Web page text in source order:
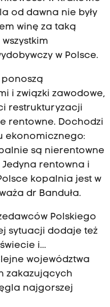
od dawna nie były
winę za taką
w Polsce.
ponoszą
i związki zawodowe,
restrukturyzacji
rentowne. Dochodzi
ekonomicznego:
są nierentowne
rentowna i
kopalnia jest w
dr Banduła.
Polskiego
sytuacji dodaje też
i...
województwa
zakazujących
najgorszej